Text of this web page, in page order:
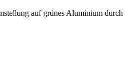
auf grünes Aluminium durch